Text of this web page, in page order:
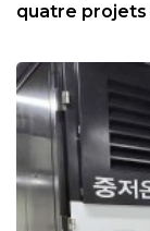
quatre projets